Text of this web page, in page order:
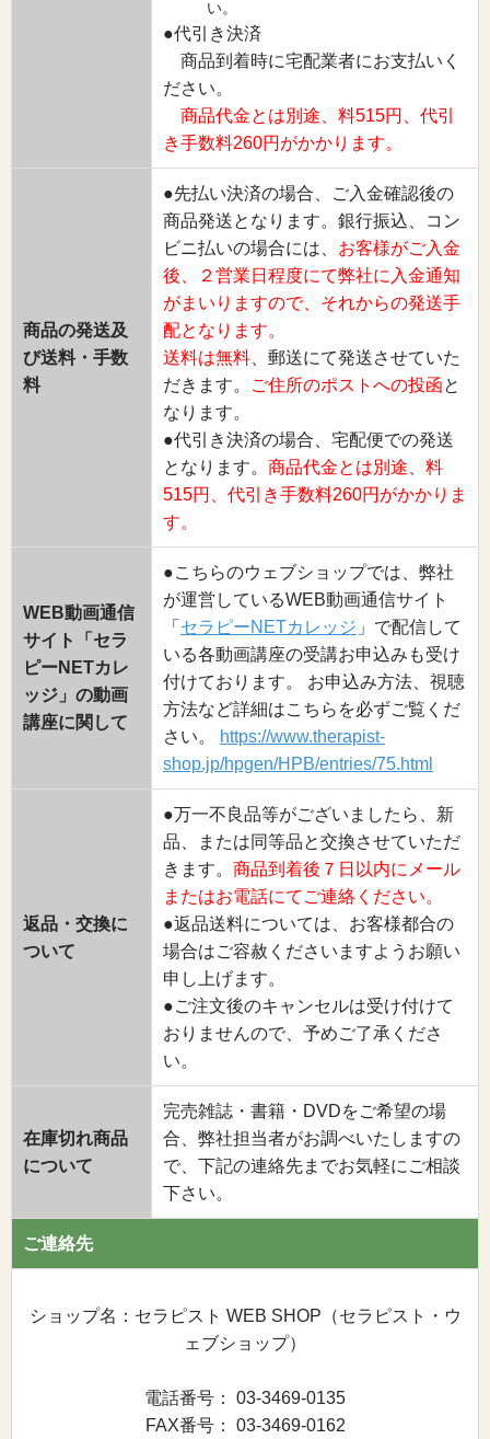
い。
●代引き決済
商品到着時に宅配業者にお支払いく
ださい。
商品代金とは別途、料515円、代引
き手数料260円がかかります。
商品の発送及
び送料・手数
料
●先払い決済の場合、ご入金確認後の
商品発送となります。銀行振込、コン
ビニ払いの場合には、 お客様がご入金
後、２営業日程度にて弊社に入金通知
がまいりますので、それからの発送手
配となります。
送料は無料 、郵送にて発送させていた
だきます。
ご住所のポストへの投函と
なります。
●代引き決済の場合、宅配便での発送
となります。 商品代金とは別途、料
515円、代引き手数料260円がかかりま
す。
WEB動画通信
サイト「セラ
ピーNETカレ
ッジ」の動画
講座に関して
●こちらのウェブショップでは、弊社
が運営しているWEB動画通信サイト
「 セラピーNETカレッジ 」で配信して
いる各動画講座の受講お申込みも受け
付けております。 お申込み方法、視聴
方法など詳細はこちらを必ずご覧くだ
さい。
https://www.therapist-
shop.jp/hpgen/HPB/entries/75.html
返品・交換に
ついて
●万一不良品等がございましたら、新
品、または同等品と交換させていただ
きます。 商品到着後７日以内にメール
またはお電話にてご連絡ください。
●返品送料については、お客様都合の
場合はご容赦くださいますようお願い
申し上げます。
●ご注文後のキャンセルは受け付けて
おりませんので、予めご了承くださ
い。
在庫切れ商品
について
完売雑誌・書籍・DVDをご希望の場
合、弊社担当者がお調べいたしますの
で、下記の連絡先までお気軽にご相談
下さい。
ご連絡先
ショップ名：セラピスト WEB SHOP（セラピスト・ウ
ェブショップ）
電話番号： 03-3469-0135
FAX番号： 03-3469-0162